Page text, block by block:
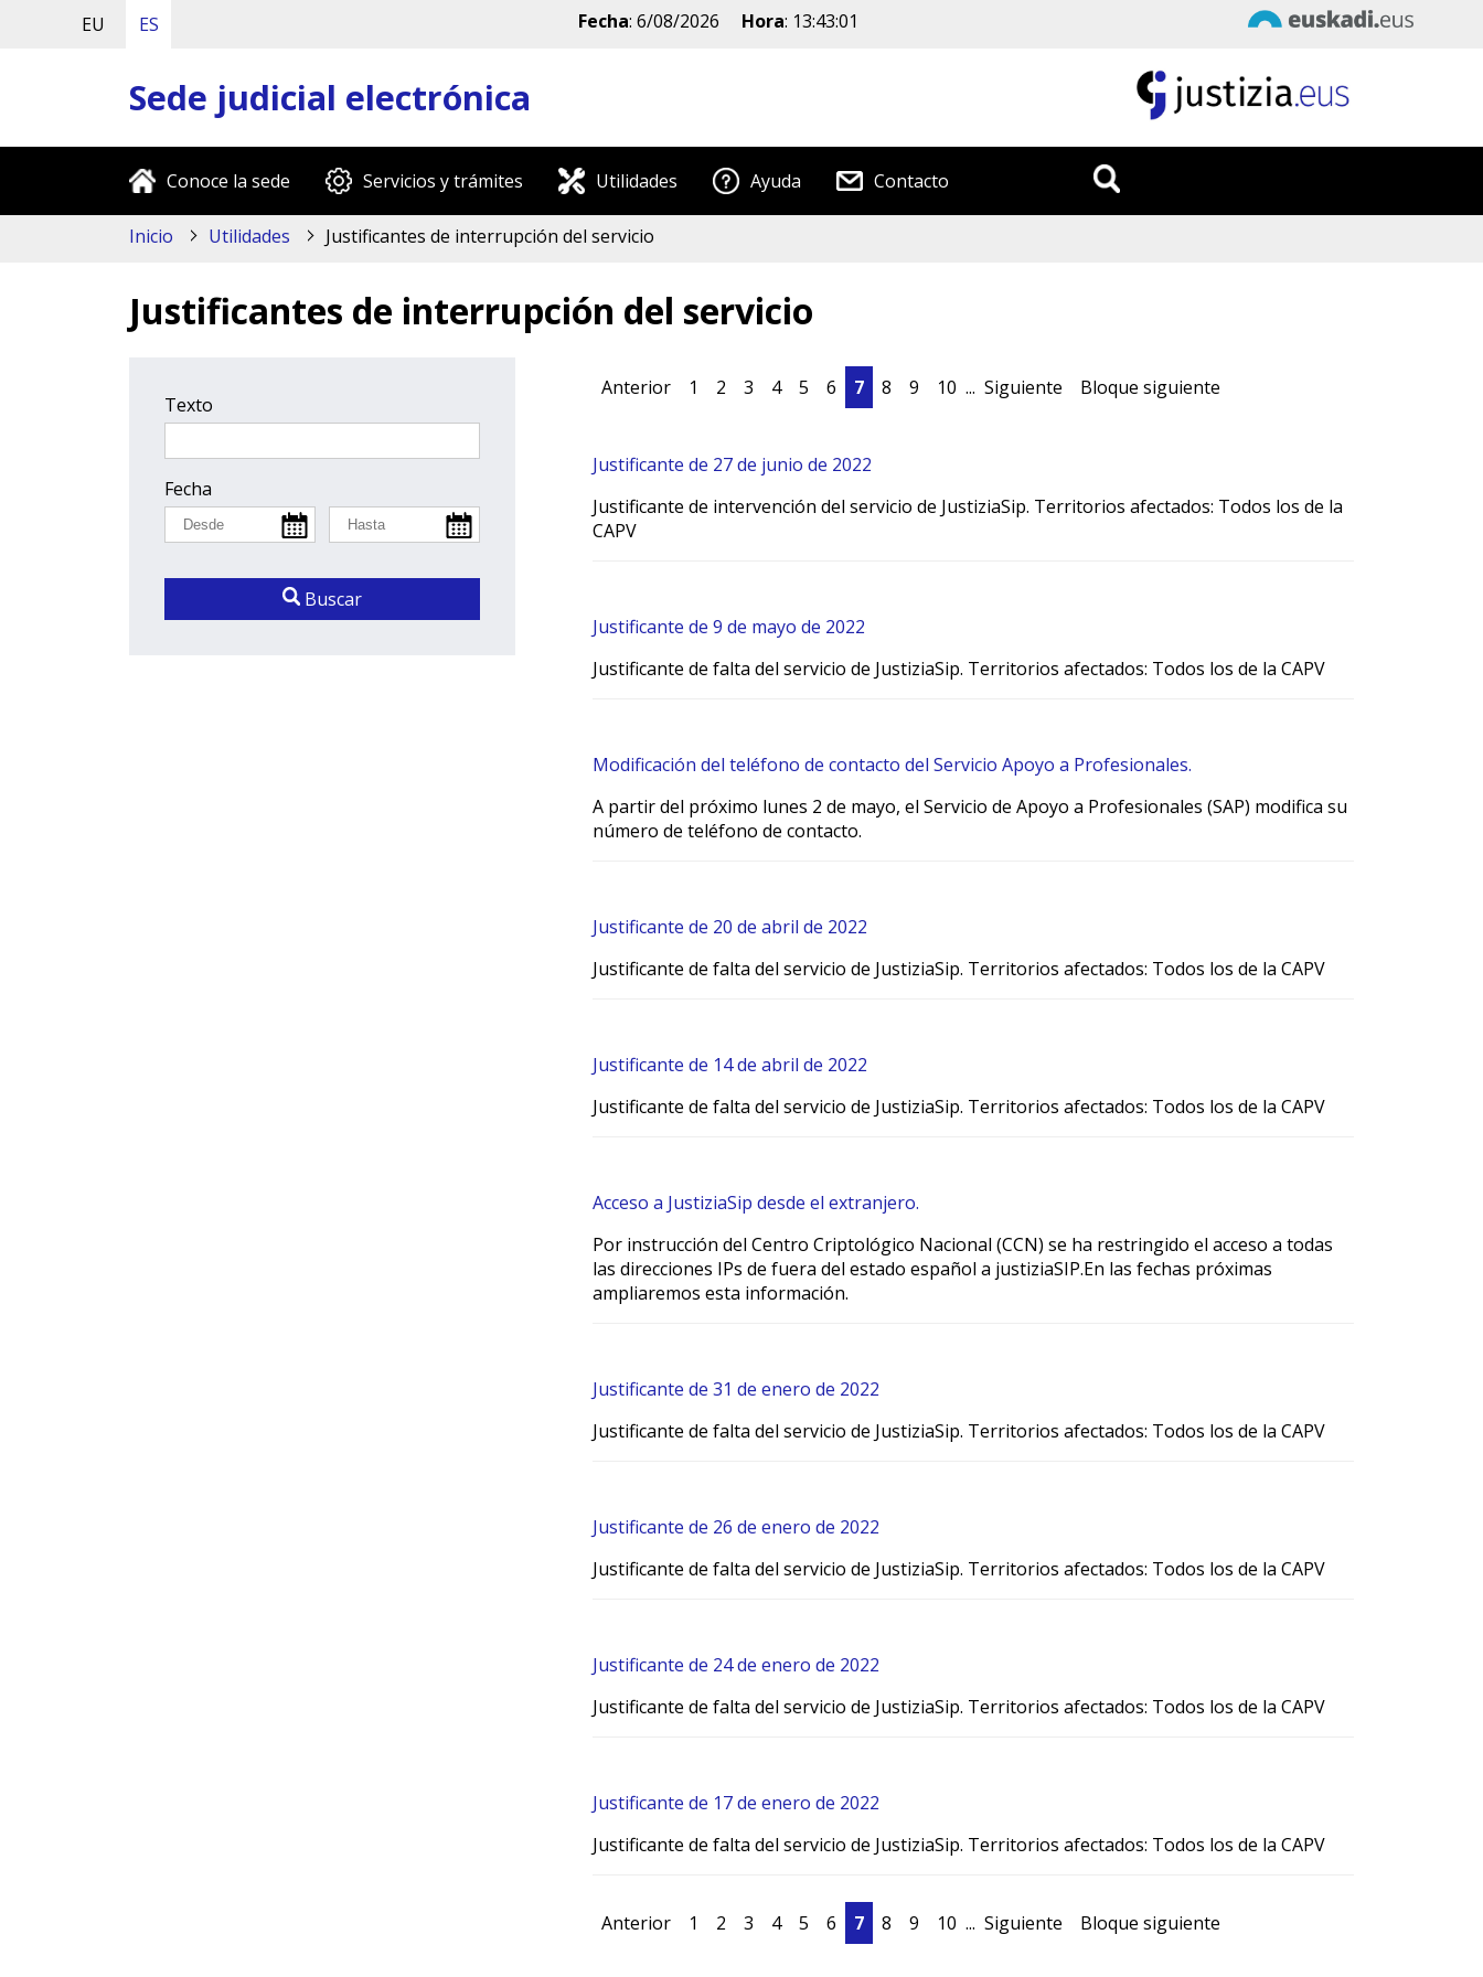
EU ES Fecha: 6/08/2026 Hora: 13:43:01
Sede judicial electrónica
Conoce la sede Servicios y trámites Utilidades Ayuda Contacto
Inicio
Utilidades Justificantes de interrupción del servicio
Justificantes de interrupción del servicio
Texto
Fecha
Buscar
Anterior 1 2 3 4 5 6 7 8 9 10 ... Siguiente Bloque siguiente
Justificante de 27 de junio de 2022
Justificante de intervención del servicio de JustiziaSip. Territorios afectados: Todos los de la
CAPV
Justificante de 9 de mayo de 2022
Justificante de falta del servicio de JustiziaSip. Territorios afectados: Todos los de la CAPV
Modificación del teléfono de contacto del Servicio Apoyo a Profesionales.
A partir del próximo lunes 2 de mayo, el Servicio de Apoyo a Profesionales (SAP) modifica su
número de teléfono de contacto.
Justificante de 20 de abril de 2022
Justificante de falta del servicio de JustiziaSip. Territorios afectados: Todos los de la CAPV
Justificante de 14 de abril de 2022
Justificante de falta del servicio de JustiziaSip. Territorios afectados: Todos los de la CAPV
Acceso a JustiziaSip desde el extranjero.
Por instrucción del Centro Criptológico Nacional (CCN) se ha restringido el acceso a todas
las direcciones IPs de fuera del estado español a justiziaSIP.En las fechas próximas
ampliaremos esta información.
Justificante de 31 de enero de 2022
Justificante de falta del servicio de JustiziaSip. Territorios afectados: Todos los de la CAPV
Justificante de 26 de enero de 2022
Justificante de falta del servicio de JustiziaSip. Territorios afectados: Todos los de la CAPV
Justificante de 24 de enero de 2022
Justificante de falta del servicio de JustiziaSip. Territorios afectados: Todos los de la CAPV
Justificante de 17 de enero de 2022
Justificante de falta del servicio de JustiziaSip. Territorios afectados: Todos los de la CAPV
Anterior 1 2 3 4 5 6 7 8 9 10 ... Siguiente Bloque siguiente